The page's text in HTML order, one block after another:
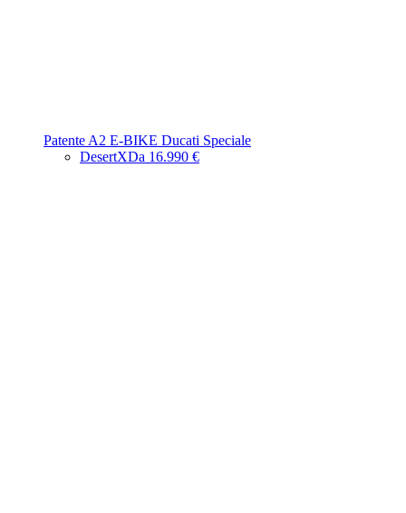
Patente A2 E-BIKE Ducati Speciale
DesertXDa 16.990 €